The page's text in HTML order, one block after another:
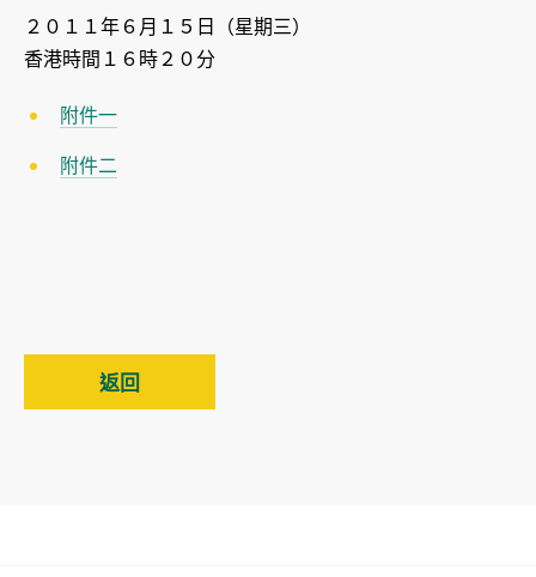
２０１１年６月１５日（星期三）
香港時間１６時２０分
附件一
附件二
返回